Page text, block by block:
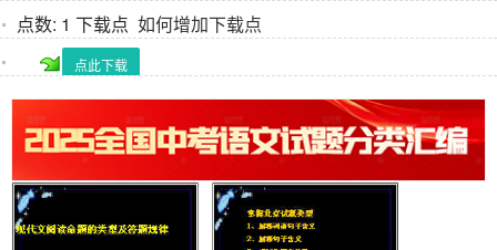
点数: 1 下载点 如何增加下载点
点此下载